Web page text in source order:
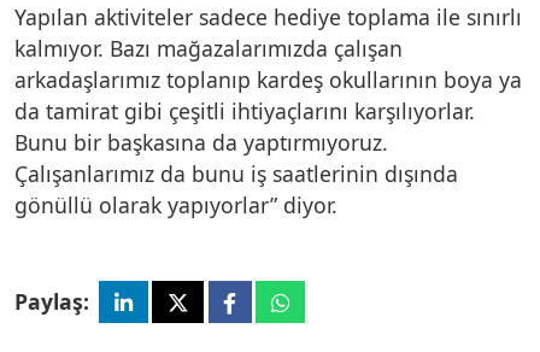
Yapılan aktiviteler sadece hediye toplama ile sınırlı
kalmıyor. Bazı mağazalarımızda çalışan
arkadaşlarımız toplanıp kardeş okullarının boya ya
da tamirat gibi çeşitli ihtiyaçlarını karşılıyorlar.
Bunu bir başkasına da yaptırmıyoruz.
Çalışanlarımız da bunu iş saatlerinin dışında
gönüllü olarak yapıyorlar” diyor.
Paylaş: